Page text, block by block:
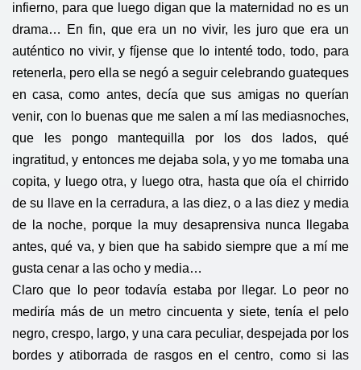
infierno, para que luego digan que la maternidad no es un
drama… En fin, que era un no vivir, les juro que era un
auténtico no vivir, y fíjense que lo intenté todo, todo, para
retenerla, pero ella se negó a seguir celebrando guateques
en casa, como antes, decía que sus amigas no querían
venir, con lo buenas que me salen a mí las mediasnoches,
que les pongo mantequilla por los dos lados, qué
ingratitud, y entonces me dejaba sola, y yo me tomaba una
copita, y luego otra, y luego otra, hasta que oía el chirrido
de su llave en la cerradura, a las diez, o a las diez y media
de la noche, porque la muy desaprensiva nunca llegaba
antes, qué va, y bien que ha sabido siempre que a mí me
gusta cenar a las ocho y media…
Claro que lo peor todavía estaba por llegar. Lo peor no
mediría más de un metro cincuenta y siete, tenía el pelo
negro, crespo, largo, y una cara peculiar, despejada por los
bordes y atiborrada de rasgos en el centro, como si las